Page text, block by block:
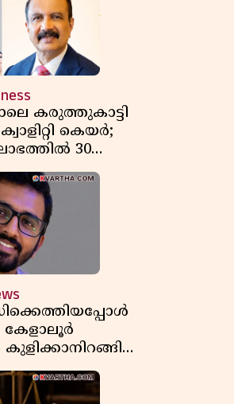
കരുത്തുകാട്ടി
കെയർ;
30
വളർച്ച,
വൻ
ആദ്യ പാദ
പുറത്ത്